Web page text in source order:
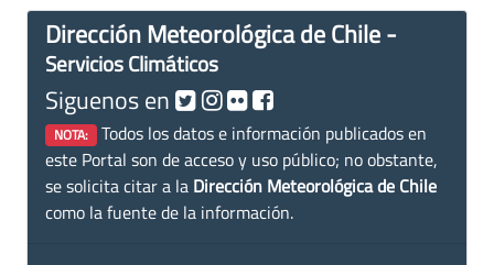
Dirección Meteorológica de Chile -
Servicios Climáticos
Siguenos en
NOTA: Todos los datos e información publicados en
este Portal son de acceso y uso público; no obstante,
se solicita citar a la Dirección Meteorológica de Chile
como la fuente de la información.